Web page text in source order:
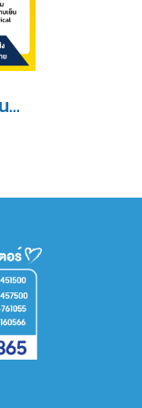
ตู้แช่แข็งฝาทึบ hitachi รุ่น FC145TH1 ขนาด 5.1 Q